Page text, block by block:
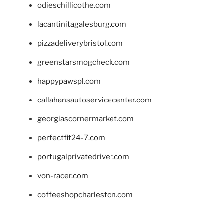
odieschillicothe.com
lacantinitagalesburg.com
pizzadeliverybristol.com
greenstarsmogcheck.com
happypawspl.com
callahansautoservicecenter.com
georgiascornermarket.com
perfectfit24-7.com
portugalprivatedriver.com
von-racer.com
coffeeshopcharleston.com